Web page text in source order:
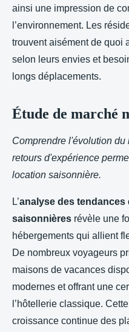
ainsi une impression de
l’environnement. Les
trouvent aisément de quoi
selon leurs envies et
longs déplacements.
Étude de marché
Comprendre l'évolution du
retours d'expérience
location saisonnière.
L’analyse des
saisonnières révèle une
hébergements qui allient
De nombreux voyageurs
maisons de vacances
modernes et offrant une
l’hôtellerie classique.
croissance continue des